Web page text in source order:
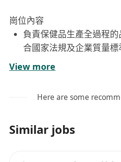
崗位內容
負責保健品生產全過程
合國家法規及企業質量標
服液等）在生產過程中的
正偏差並推動持續改進
品及成品的質量一致性
View more
Here are some
Similar jobs